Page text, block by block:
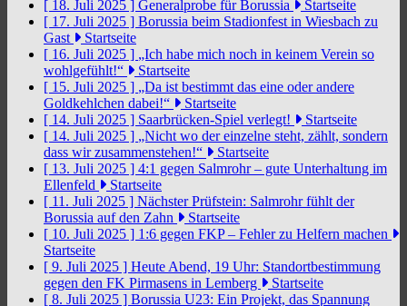
[ 18. Juli 2025 ] Generalprobe für Borussia
Startseite
[ 17. Juli 2025 ] Borussia beim Stadionfest in Wiesbach zu
Gast
Startseite
[ 16. Juli 2025 ] „Ich habe mich noch in keinem Verein so
wohlgefühlt!“
Startseite
[ 15. Juli 2025 ] „Da ist bestimmt das eine oder andere
Goldkehlchen dabei!“
Startseite
[ 14. Juli 2025 ] Saarbrücken-Spiel verlegt!
Startseite
[ 14. Juli 2025 ] „Nicht wo der einzelne steht, zählt, sondern
dass wir zusammenstehen!“
Startseite
[ 13. Juli 2025 ] 4:1 gegen Salmrohr – gute Unterhaltung im
Ellenfeld
Startseite
[ 11. Juli 2025 ] Nächster Prüfstein: Salmrohr fühlt der
Borussia auf den Zahn
Startseite
[ 10. Juli 2025 ] 1:6 gegen FKP – Fehler zu Helfern machen
Startseite
[ 9. Juli 2025 ] Heute Abend, 19 Uhr: Standortbestimmung
gegen den FK Pirmasens in Lemberg
Startseite
[ 8. Juli 2025 ] Borussia U23: Ein Projekt, das Spannung